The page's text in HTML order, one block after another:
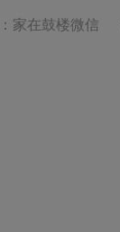
家在鼓楼微信